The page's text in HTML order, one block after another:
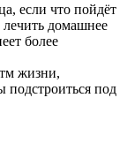
если что пойдёт
лечить домашнее
более
жизни,
подстроиться под